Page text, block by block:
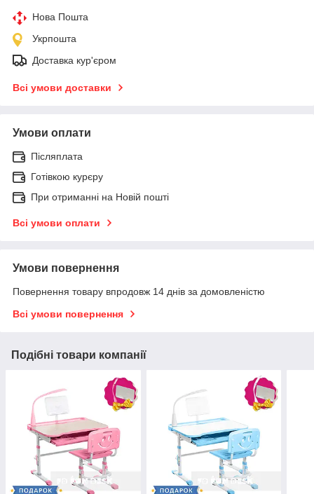
Нова Пошта
Укрпошта
Доставка кур'єром
Всі умови доставки
Умови оплати
Післяплата
Готівкою курєру
При отриманні на Новій пошті
Всі умови оплати
Умови повернення
Повернення товару впродовж 14 днів за домовленістю
Всі умови повернення
Подібні товари компанії